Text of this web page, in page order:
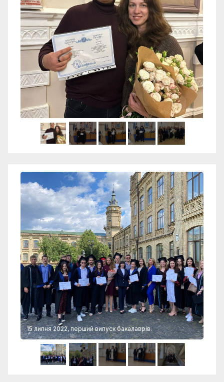
15 липня 2022, перший випуск бакалаврів.